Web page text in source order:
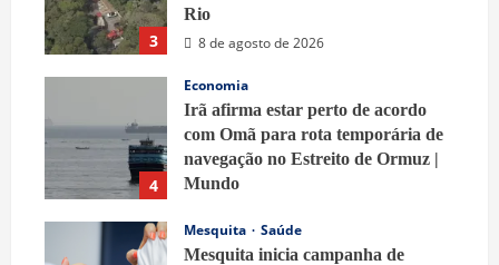
3
Rio
8 de agosto de 2026
4
Economia
Irã afirma estar perto de acordo
com Omã para rota temporária de
navegação no Estreito de Ormuz |
Mundo
Mesquita
Saúde
Mesquita inicia campanha de